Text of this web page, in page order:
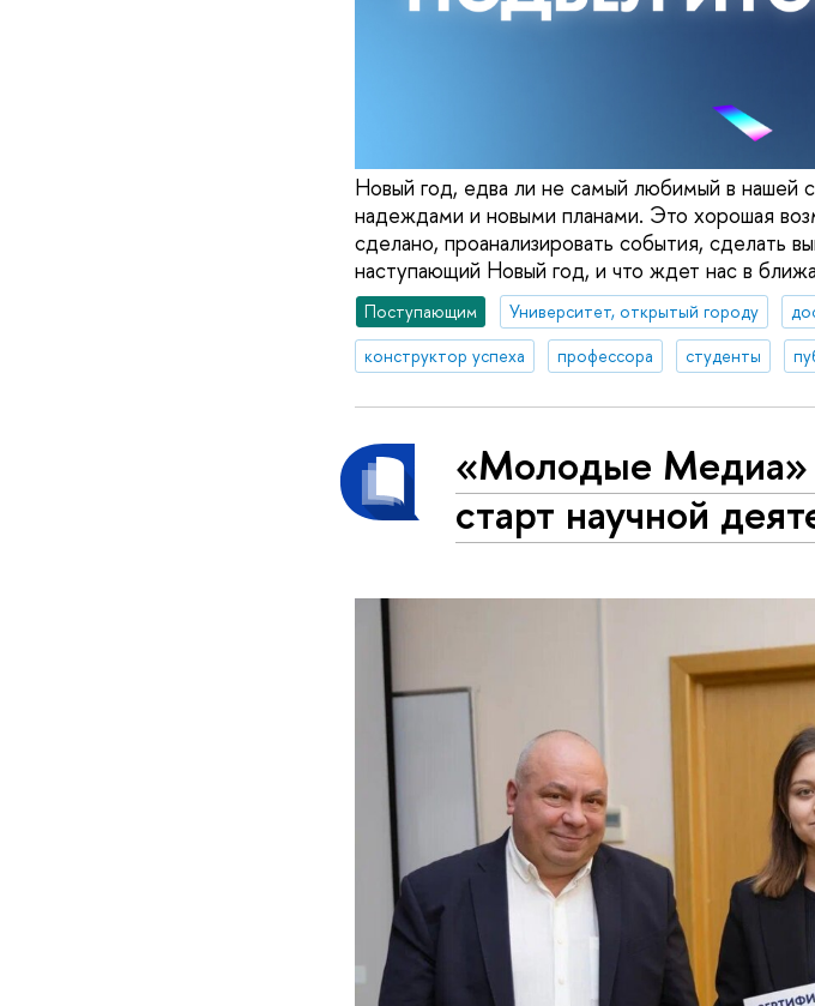
Новый год, едва ли не самый любимый в нашей
надеждами и новыми планами. Это хорошая
сделано, проанализировать события, сделать
наступающий Новый год, и что ждет нас в
Поступающим Университет, открытый городу
конструктор успеха
профессора студенты
«Молодые
старт научной